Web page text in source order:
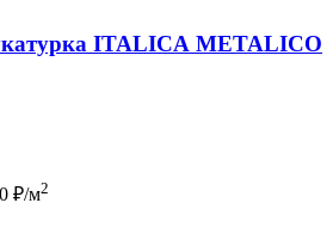
ITALICA METALICO
₽/м2